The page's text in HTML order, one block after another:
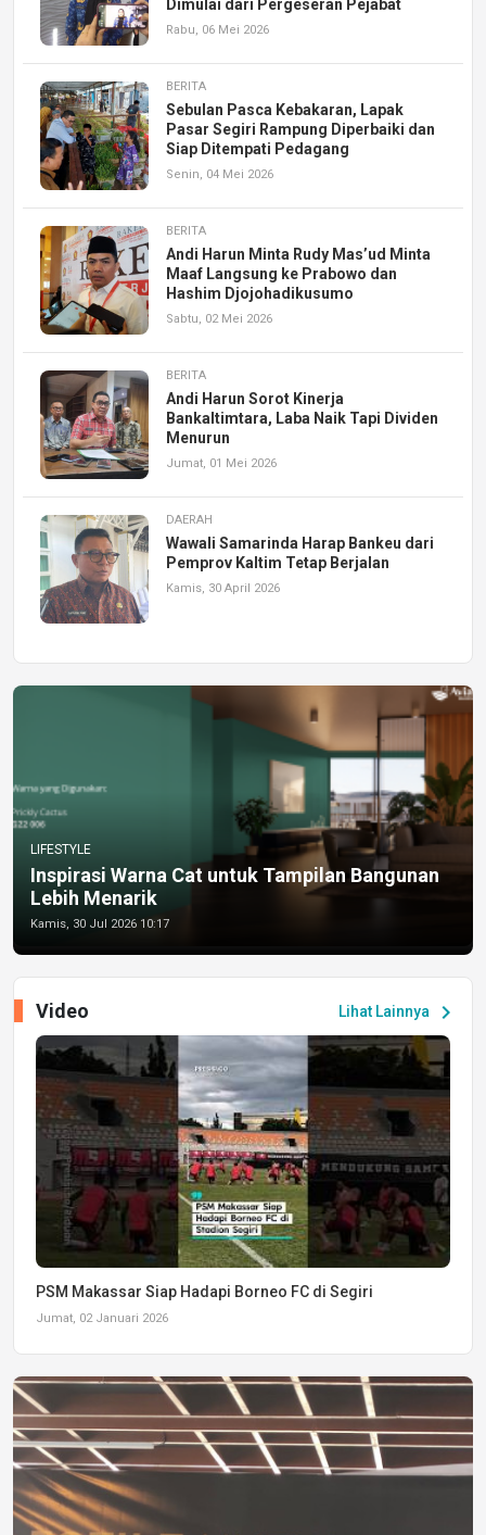
Dimulai dari Pergeseran Pejabat
Rabu, 06 Mei 2026
BERITA
Sebulan Pasca Kebakaran, Lapak
Pasar Segiri Rampung Diperbaiki dan
Siap Ditempati Pedagang
Senin, 04 Mei 2026
BERITA
Andi Harun Minta Rudy Mas’ud Minta
Maaf Langsung ke Prabowo dan
Hashim Djojohadikusumo
Sabtu, 02 Mei 2026
BERITA
Andi Harun Sorot Kinerja
Bankaltimtara, Laba Naik Tapi Dividen
Menurun
Jumat, 01 Mei 2026
DAERAH
Wawali Samarinda Harap Bankeu dari
Pemprov Kaltim Tetap Berjalan
Kamis, 30 April 2026
LIFESTYLE
Inspirasi Warna Cat untuk Tampilan Bangunan
Lebih Menarik
Kamis, 30 Jul 2026 10:17
Lihat Lainnya chevron_right
Video
PSM Makassar Siap Hadapi Borneo FC di Segiri
Jumat, 02 Januari 2026